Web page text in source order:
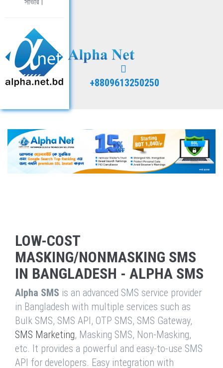
+8809613250250
LOW-COST
MASKING/NONMASKING SMS
IN BANGLADESH - ALPHA SMS
Alpha SMS is an advanced SMS service provider
in Bangladesh with multiple services such as
Bulk SMS, SMS API, OTP SMS, SMS Gateway,
SMS Marketing, Masking SMS, Non-Masking,
etc. It provides a powerful and easy-to-use SMS
API for developers. Easy integration with